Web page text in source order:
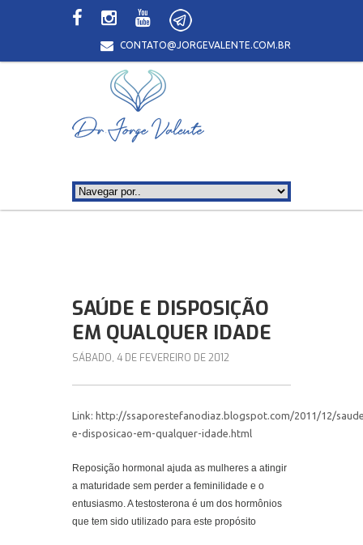
CONTATO@JORGEVALENTE.COM.BR
SAÚDE E DISPOSIÇÃO
EM QUALQUER IDADE
SÁBADO, 4 DE FEVEREIRO DE 2012
Link: http://ssaporestefanodiaz.blogspot.com/2011/12/
e-disposicao-em-qualquer-idade.html
Reposição hormonal ajuda as mulheres a atingir
a maturidade sem perder a feminilidade e o
entusiasmo. A testosterona é um dos hormônios
que tem sido utilizado para este propósito